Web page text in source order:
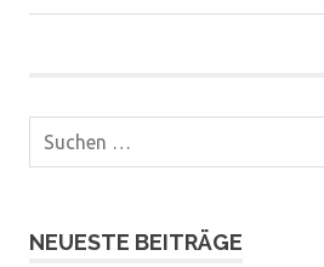
NEUESTE BEITRÄGE